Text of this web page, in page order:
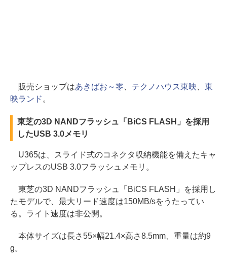
販売ショップはあきばお～零 テクノハウス東映
東
映ランド 。
東芝の3D NANDフラッシュ「BiCS FLASH」を採用
したUSB 3.0メモリ
U365は、スライド式のコネクタ収納機能を備えたキャ
ップレスのUSB 3.0フラッシュメモリ。
東芝の3D NANDフラッシュ「BiCS FLASH」を採用し
たモデルで、最大リード速度は150MB/sをうたってい
る。ライト速度は非公開。
本体サイズは長さ55×幅21.4×高さ8.5mm、重量は約9
g。